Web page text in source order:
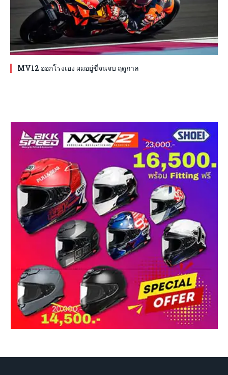
MV12 ออกโรงเอง ผมอยู่ขี่จนจบ ฤดูกาล